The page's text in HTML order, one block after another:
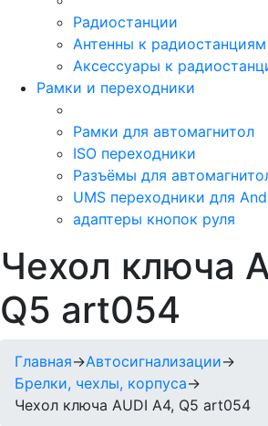
Радиостанции
Антенны к радиостанциям
Аксессуары к
Рамки и переходники
Рамки для автомагнитол
ISO переходники
Разъёмы для
UMS переходники для
адаптеры кнопок руля
Чехол ключа
Q5 art054
Главная→Автосигнализации→
Брелки, чехлы, корпуса→
Чехол ключа AUDI A4, Q5 art054